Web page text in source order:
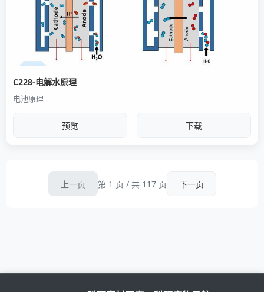
C228-电解水原理
电池原理
预览 下载
上一页 第 1 页 / 共 117 页 下一页